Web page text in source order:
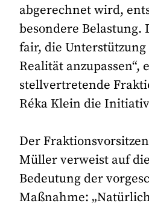
abgerechnet wird,
besondere Belastung.
fair, die
Realität anzupassen“,
stellvertretende
Réka Klein die
Der
Müller verweist auf
Bedeutung der
Maßnahme: